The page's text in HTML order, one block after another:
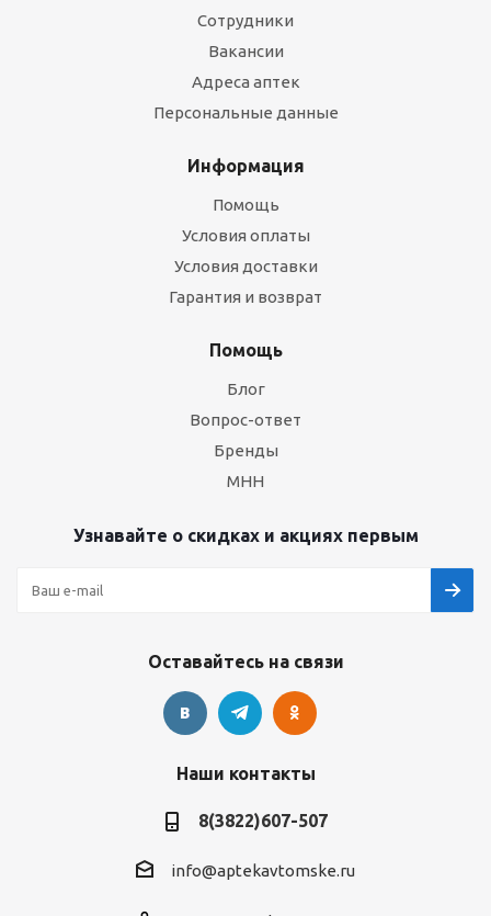
Сотрудники
Вакансии
Адреса аптек
Персональные данные
Информация
Помощь
Условия оплаты
Условия доставки
Гарантия и возврат
Помощь
Блог
Вопрос-ответ
Бренды
МНН
Узнавайте о скидках и акциях первым
Оставайтесь на связи
Наши контакты
8(3822)607-507
info@aptekavtomske.ru